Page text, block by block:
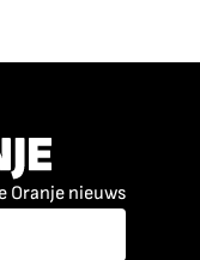
Oranje nieuws